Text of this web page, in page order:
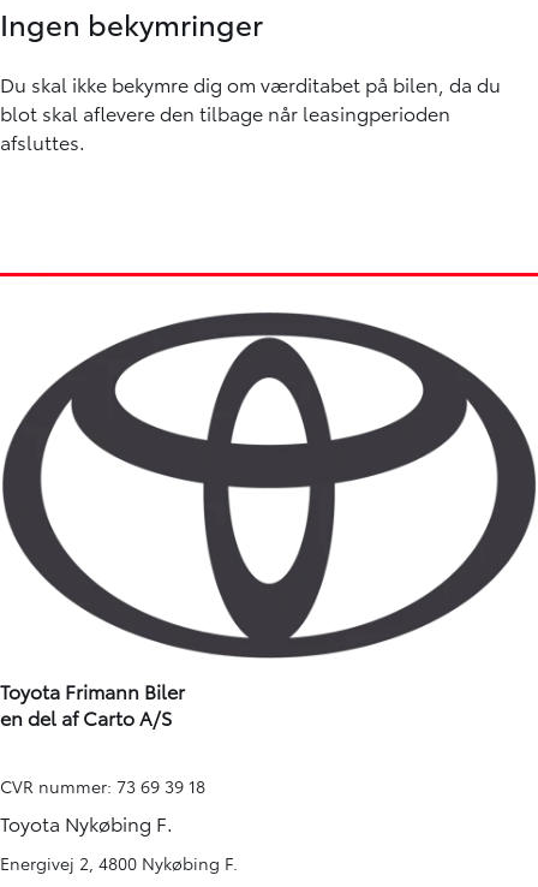
Ingen bekymringer
Du skal ikke bekymre dig om værditabet på bilen, da du
blot skal aflevere den tilbage når leasingperioden
afsluttes.
Toyota Frimann Biler
en del af Carto A/S
CVR nummer: 73 69 39 18
Toyota Nykøbing F.
Energivej 2, 4800 Nykøbing F.